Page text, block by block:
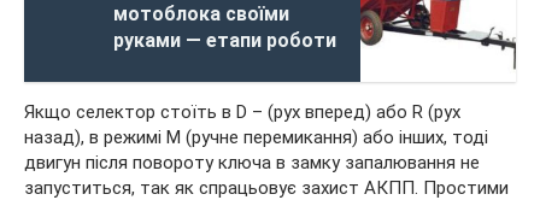
мотоблока своїми
руками — етапи роботи
Якщо селектор стоїть в D – (рух вперед) або R (рух
назад), в режимі M (ручне перемикання) або інших, тоді
двигун після повороту ключа в замку запалювання не
запуститься, так як спрацьовує захист АКПП. Простими